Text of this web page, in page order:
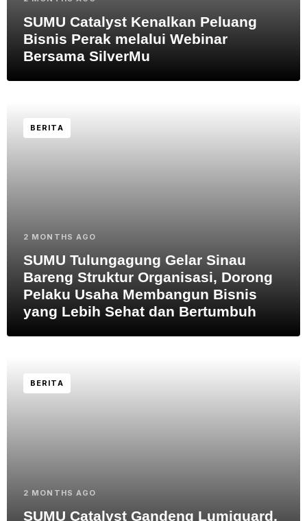
SUMU Catalyst Kenalkan Peluang
Bisnis Perak melalui Webinar
Bersama SilverMu
BERITA
2 MONTHS AGO
SUMU Tulungagung Gelar Sinau
Bareng Struktur Organisasi, Dorong
Pelaku Usaha Membangun Bisnis
yang Lebih Sehat dan Bertumbuh
BERITA
2 MONTHS AGO
SUMU Catalyst Gandeng Lumiguard,